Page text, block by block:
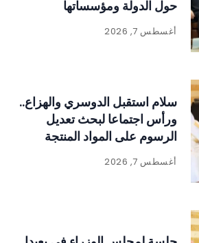
حول الدولة ومؤسساتها
أغسطس 7, 2026
سلام استقبل الدوسري والهزاع..
ورأس اجتماعا لبحث تعديل
الرسوم على المواد المنتجة
للنفايات
أغسطس 7, 2026